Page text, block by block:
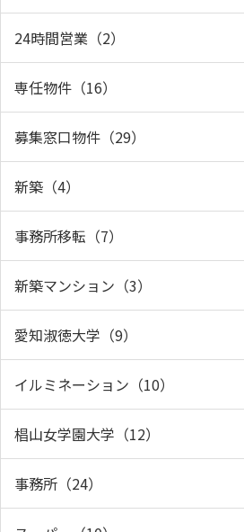
24時間営業（2）
専任物件（16）
募集窓口物件（29）
新築（4）
事務所移転（7）
新築マンション（3）
愛知淑徳大学（9）
イルミネーション（10）
椙山女学園大学（12）
事務所（24）